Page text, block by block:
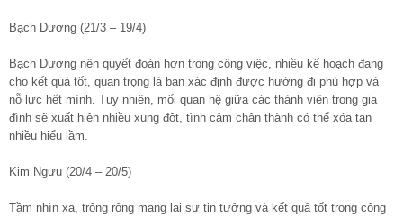
Bạch Dương (21/3 – 19/4)
Bạch Dương nên quyết đoán hơn trong công việc, nhiều kế hoạch đang
cho kết quả tốt, quan trọng là bạn xác định được hướng đi phù hợp và
nỗ lực hết mình. Tuy nhiên, mối quan hệ giữa các thành viên trong gia
đình sẽ xuất hiện nhiều xung đột, tình cảm chân thành có thể xóa tan
nhiều hiểu lầm.
Kim Ngưu (20/4 – 20/5)
Tầm nhìn xa, trông rộng mang lại sự tin tưởng và kết quả tốt trong công